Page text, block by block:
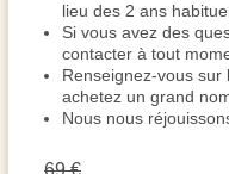
lieu des 2 ans
Si vous avez des
contacter à tout
Renseignez-vous
achetez un grand
Nous nous
69 €